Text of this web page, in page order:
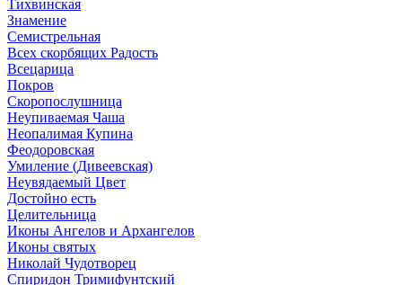
Тихвинская
Знамение
Семистрельная
Всех скорбящих Радость
Всецарица
Покров
Скоропослушница
Неупиваемая Чаша
Неопалимая Купина
Феодоровская
Умиление (Дивеевская)
Неувядаемый Цвет
Достойно есть
Целительница
Иконы Ангелов и Архангелов
Иконы святых
Николай Чудотворец
Спиридон Тримифунтский